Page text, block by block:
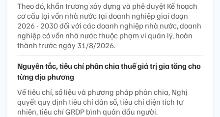
Theo đó, khẩn trương xây dựng và phê duyệt Kế hoạch
cơ cấu lại vốn nhà nước tại doanh nghiệp giai đoạn
2026 - 2030 đối với các doanh nghiệp nhà nước, doanh
nghiệp có vốn nhà nước thuộc phạm vi quản lý, hoàn
thành trước ngày 31/8/2026.
Nguyên tắc, tiêu chí phân chia thuế giá trị gia tăng cho
từng địa phương
Về tiêu chí, số liệu và phương pháp phân chia, Nghị
quyết quy định tiêu chí dân số, tiêu chí diện tích tự
nhiên, tiêu chí GRDP bình quân đầu người.